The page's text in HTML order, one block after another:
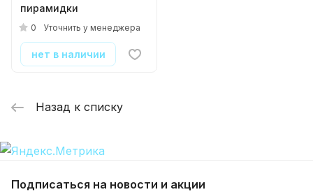
пирамидки
0 Уточнить у менеджера
нет в наличии
Назад к списку
Подписаться на новости и акции